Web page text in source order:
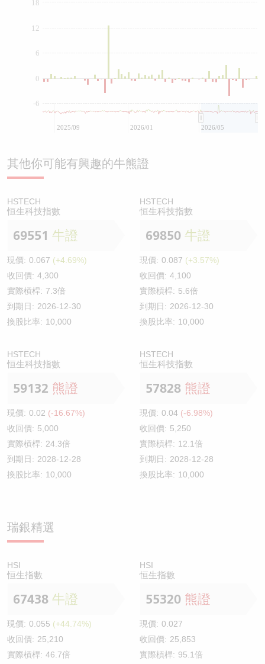
0
-6
6
12
18
2025/09 2026/01 2026/05
其他你可能有興趣的牛熊證
HSTECH
恒生科技指數
69551 牛證
現價: 0.067 (+4.69%)
收回價: 4,300
實際槓桿: 7.3倍
到期日: 2026-12-30
換股比率: 10,000
HSTECH
恒生科技指數
69850 牛證
現價: 0.087 (+3.57%)
收回價: 4,100
實際槓桿: 5.6倍
到期日: 2026-12-30
換股比率: 10,000
HSTECH
恒生科技指數
59132 熊證
現價: 0.02 (-16.67%)
收回價: 5,000
實際槓桿: 24.3倍
到期日: 2028-12-28
換股比率: 10,000
HSTECH
恒生科技指數
57828 熊證
現價: 0.04 (-6.98%)
收回價: 5,250
實際槓桿: 12.1倍
到期日: 2028-12-28
換股比率: 10,000
瑞銀精選
HSI
恒生指數
67438 牛證
現價: 0.055 (+44.74%)
收回價: 25,210
實際槓桿: 46.7倍
HSI
恒生指數
55320 熊證
現價: 0.027
收回價: 25,853
實際槓桿: 95.1倍